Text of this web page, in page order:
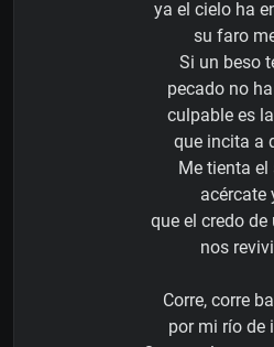
ya el cielo ha
su faro
Si un beso
pecado no
culpable es
que incita a
Me tienta el
acércate
que el credo de
nos
Corre, corre
por mi río de